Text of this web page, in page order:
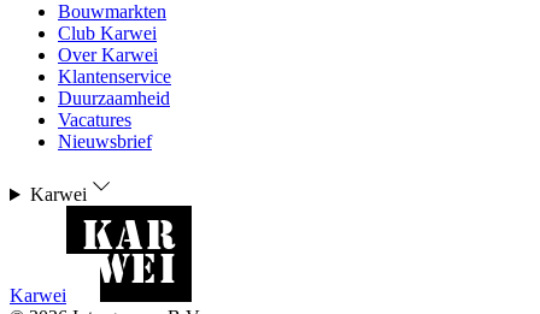
Bouwmarkten
Club Karwei
Over Karwei
Klantenservice
Duurzaamheid
Vacatures
Nieuwsbrief
Karwei
Karwei